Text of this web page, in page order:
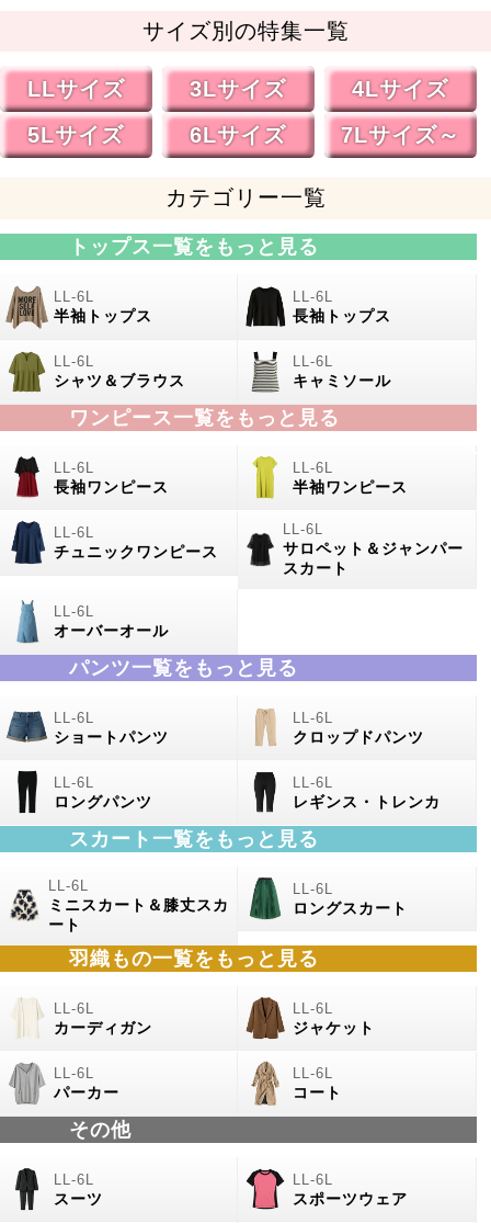
サイズ別の特集一覧
LLサイズ 3Lサイズ
4Lサイズ
5Lサイズ
6Lサイズ 7Lサイズ～
カテゴリー一覧
トップス一覧をもっと見る
半袖トップス 長袖トップス
シャツ＆ブラウス キャミソール
ワンピース一覧をもっと見る
長袖ワンピース 半袖ワンピース
チュニックワンピース
サロペット＆ジャンパー
スカート
オーバーオール
パンツ一覧をもっと見る
ショートパンツ クロップドパンツ
ロングパンツ レギンス・トレンカ
スカート一覧をもっと見る
ミニスカート＆膝丈スカ
ート
ロングスカート
羽織もの一覧をもっと見る
カーディガン ジャケット
パーカー コート
その他
スーツ スポーツウェア